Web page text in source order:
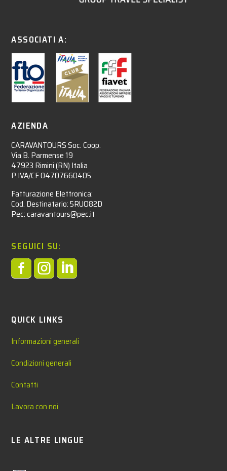
ASSOCIATI A:
AZIENDA
CARAVANTOURS Soc. Coop.
Via B. Parmense 19
47923 Rimini (RN) Italia
P.IVA/CF 04707660405
Fatturazione Elettronica:
Cod. Destinatario: 5RUO82D
Pec: caravantours@pec.it
SEGUICI SU:

QUICK LINKS
Informazioni generali
Condizioni generali
Contatti
Lavora con noi
LE ALTRE LINGUE